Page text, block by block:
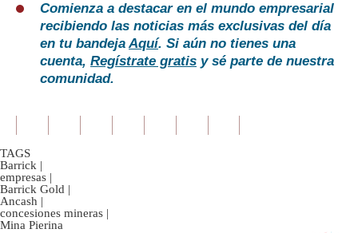
Comienza a destacar en el mundo empresarial
recibiendo las noticias más exclusivas del día
en tu bandejaAquí. Si aún no tienes una
cuenta, Regístrate gratis y sé parte de nuestra
comunidad.
TAGS
Barrick |
empresas |
Barrick Gold |
Ancash |
concesiones mineras |
Mina Pierina